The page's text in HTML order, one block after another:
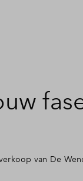
van De